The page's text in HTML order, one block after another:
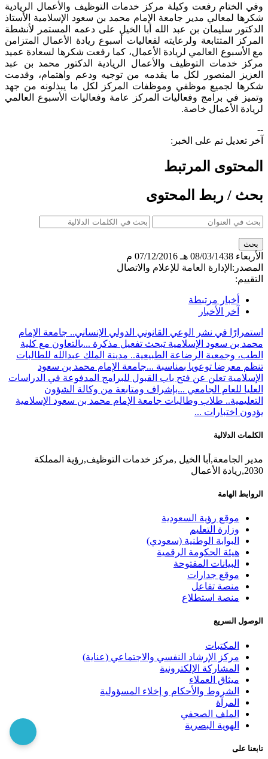
‏‎وفي الختام رفعت وكيلة مركز خدمات التوظيف والأعمال الريادية
شكرها لمعالي مدير جامعة الإمام محمد بن سعود الإسلامية الأستاذ
الدكتور سليمان بن عبد الله أبا الخيل على دعمه المستمر لأنشطة
المركز المتتابعة ولرعايته لفعاليات أسبوع ريادة الأعمال المتزامن
مع الأسبوع العالمي لريادة الأعمال، كما رفعت شكرها لسعادة عميد
مركز خدمات التوظيف والأعمال الريادية الدكتور محمد بن عبد
العزيز المنصور لكل ما يقدمه من توجيه ودعم واهتمام، وقدمت
شكرها لجميع موظفي وموظفات المركز لكل ما يبذلونه من جهد
وتميز في برامج وفعاليات المركز عامة وفعاليات الأسبوع العالمي
لريادة الأعمال خاصة.
--
آخر تعديل تم على الخبر:
المحتوى المرتبط
بحث / ربط المحتوى
الأربعاء 08/03/1438 هـ
07/12/2016 م
المصدر: الإدارة العامة للإعلام والاتصال
التقييم:
أخبار مرتبطة
آخر الأخبار
استمرارًا في نشر الوعي القانوني الدولي الإنساني.. جامعة الإمام
محمد بن سعود الإسلامية تبحث تفعيل مذكرة ...بالتعاون مع كلية
الطب، وجمعية الرضاعة الطبيعية.. مدينة الملك عبدالله للطالبات
تنظم معرضا توعويا بمناسبة ...جامعة الإمام محمد بن سعود
الإسلامية تعلن عن فتح باب القبول للبرامج المدفوعة في الدراسات
العليا للعام الجامعي ...بإشراف ومتابعة من وكالة الشؤون
التعليمية.. طلاب وطالبات جامعة الإمام محمد بن سعود الإسلامية
يؤدون اختبارات ...
الكلمات الدلالية
مدير الجامعة,أبا الخيل ,مركز خدمات التوظيف,رؤية المملكة
2030,ريادة الأعمال
الروابط الهامة
موقع رؤية السعودية
وزارة التعليم
البوابة الوطنية (سعودي)
هيئة الحكومة الرقمية
البيانات المفتوحة
موقع جدارات
منصة تفاعل
منصة استطلاع
الوصول السريع
المكتبات
مركز الإرشاد النفسي والاجتماعي (عناية)
المشاركة الإلكترونية
ميثاق العملاء
الشروط والأحكام و إخلاء المسؤولية
المرآة
الملف الصحفي
الهوية البصرية
تابعنا على